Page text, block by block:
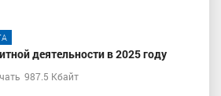
деятельности в 2025 году
987.5 Кбайт